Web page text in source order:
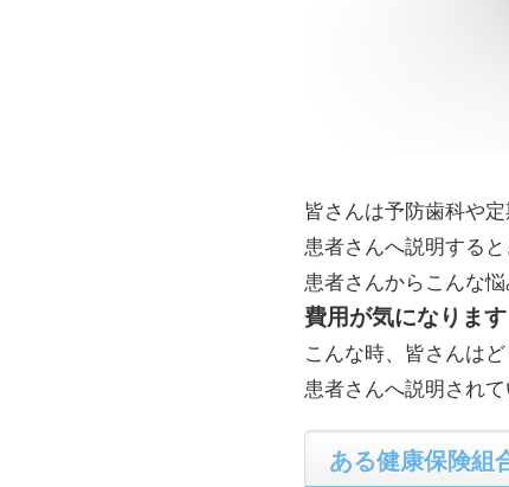
皆さんは予防歯科や
患者さんへ説明すると
患者さんからこんな
費用が気になります
こんな時、皆さんは
患者さんへ説明され
ある健康保険組